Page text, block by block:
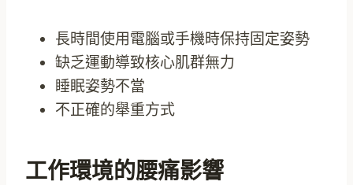
長時間使用電腦或手機時保持固定姿勢
缺乏運動導致核心肌群無力
睡眠姿勢不當
不正確的舉重方式
工作環境的腰痛影響